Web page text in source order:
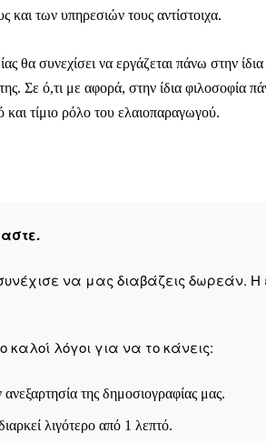
Στείλτε το
και των υπηρεσιών τους αντίστοιχα.
θα συνεχίσει να εργάζεται πάνω στην
Σε ό,τι με αφορά, στην ίδια φιλοσοφία
τίμιο ρόλο του ελαιοπαραγωγού.
να μας διαβάζεις δωρεάν.
λόγοι για να το κάνεις:
της δημοσιογραφίας μας.
λιγότερο από 1 λεπτό.